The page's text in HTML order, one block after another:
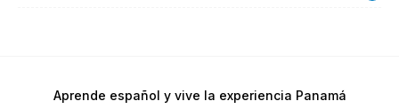
Aprende español y vive la experiencia Panamá